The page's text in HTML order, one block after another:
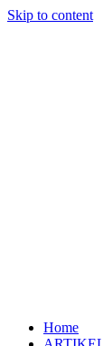
Skip to content
Home